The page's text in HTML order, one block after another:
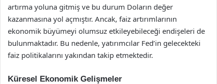
artırma yoluna gitmiş ve bu durum Doların değer
kazanmasına yol açmıştır. Ancak, faiz artırımlarının
ekonomik büyümeyi olumsuz etkileyebileceği endişeleri de
bulunmaktadır. Bu nedenle, yatırımcılar Fed’in gelecekteki
faiz politikalarını yakından takip etmektedir.
Küresel Ekonomik Gelişmeler